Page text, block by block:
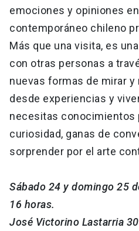
emociones y opiniones
contemporáneo chileno
Más que una visita, es
con otras personas a
nuevas formas de mirar
desde experiencias y
necesitas conocimientos
curiosidad, ganas de
sorprender por el arte
Sábado 24 y domingo 25
16 horas.
José Victorino Lastarria